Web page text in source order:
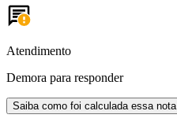
Atendimento
Demora para responder
Saiba como foi calculada essa nota